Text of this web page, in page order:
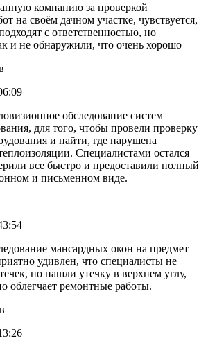
компанию за проверкой
на своём дачном участке, чувствуется,
с ответственностью, но
и не обнаружили, что очень хорошо
обследование систем
для того, чтобы провели проверку
и найти, где нарушена
Специалистами остался
все быстро и предоставили полный
и письменном виде.
мансардных окон на предмет
удивлен, что специалисты не
но нашли утечку в верхнем углу,
облегчает ремонтные работы.